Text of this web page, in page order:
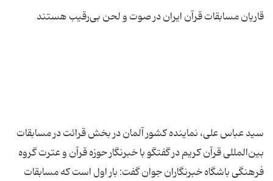
سید عباس علی، نماینده کشور آلمان در بخش قرائت در مسابقات
بین‌المللی قرآن کریم در گفتگو با خبرنگار حوزه قرآن و عترت گروه
فرهنگی باشگاه خبرنگاران جوان گفت: بار اول است که مسابقات